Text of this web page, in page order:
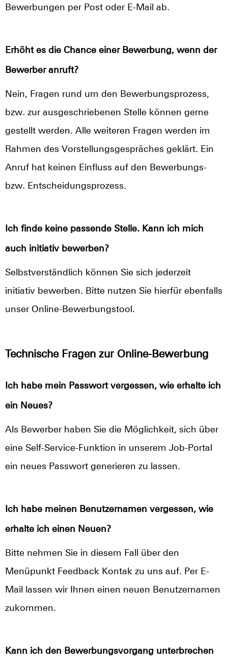
Bewerbungen per Post oder E-Mail ab.
Erhöht es die Chance einer Bewerbung, wenn der
Bewerber anruft?
Nein, Fragen rund um den Bewerbungsprozess,
bzw. zur ausgeschriebenen Stelle können gerne
gestellt werden. Alle weiteren Fragen werden im
Rahmen des Vorstellungsgespräches geklärt. Ein
Anruf hat keinen Einfluss auf den Bewerbungs-
bzw. Entscheidungsprozess.
Ich finde keine passende Stelle. Kann ich mich
auch initiativ bewerben?
Selbstverständlich können Sie sich jederzeit
initiativ bewerben. Bitte nutzen Sie hierfür ebenfalls
unser Online-Bewerbungstool.
Technische Fragen zur Online-Bewerbung
Ich habe mein Passwort vergessen, wie erhalte ich
ein Neues?
Als Bewerber haben Sie die Möglichkeit, sich über
eine Self-Service-Funktion in unserem Job-Portal
ein neues Passwort generieren zu lassen.
Ich habe meinen Benutzernamen vergessen, wie
erhalte ich einen Neuen?
Bitte nehmen Sie in diesem Fall über den
Menüpunkt Feedback Kontak zu uns auf. Per E-
Mail lassen wir Ihnen einen neuen Benutzernamen
zukommen.
Kann ich den Bewerbungsvorgang unterbrechen